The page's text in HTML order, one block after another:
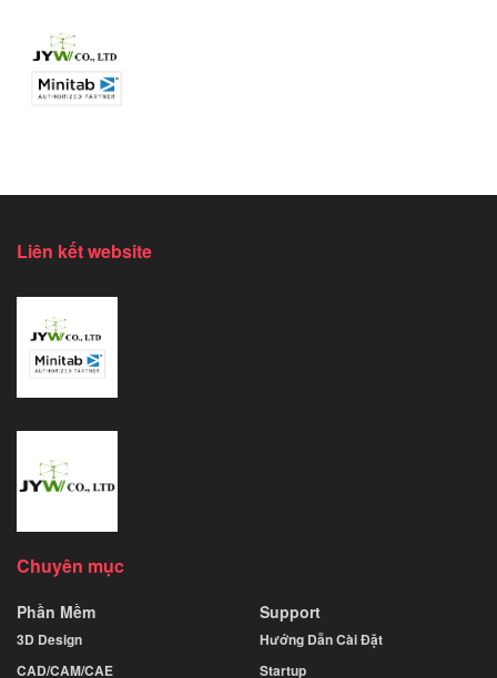
Liên kết website
Chuyên mục
Phần Mềm
3D Design
CAD/CAM/CAE
Support
Hướng Dẫn Cài Đặt
Startup